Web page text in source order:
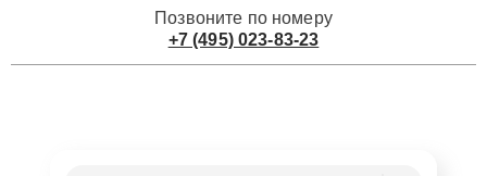
Позвоните по номеру
+7 (495) 023-83-23